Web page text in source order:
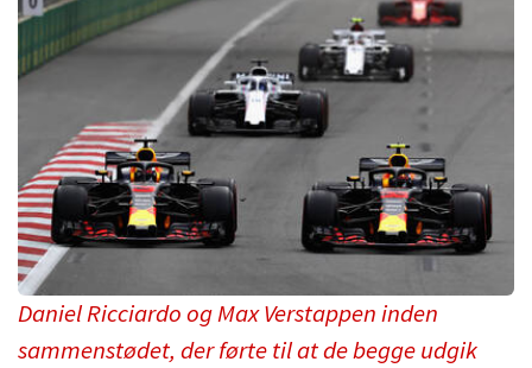
Daniel Ricciardo og Max Verstappen inden
sammenstødet, der førte til at de begge udgik